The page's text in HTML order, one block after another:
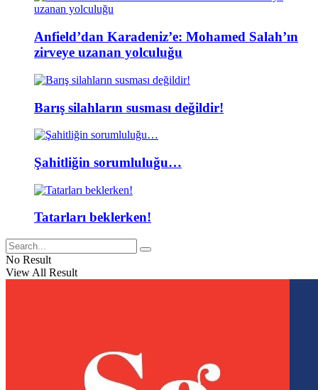
Anfield’dan Karadeniz’e: Mohamed Salah’ın
zirveye uzanan yolculuğu
Barış silahların susması değildir!
Şahitliğin sorumluluğu…
Tatarları beklerken!
No Result
View All Result